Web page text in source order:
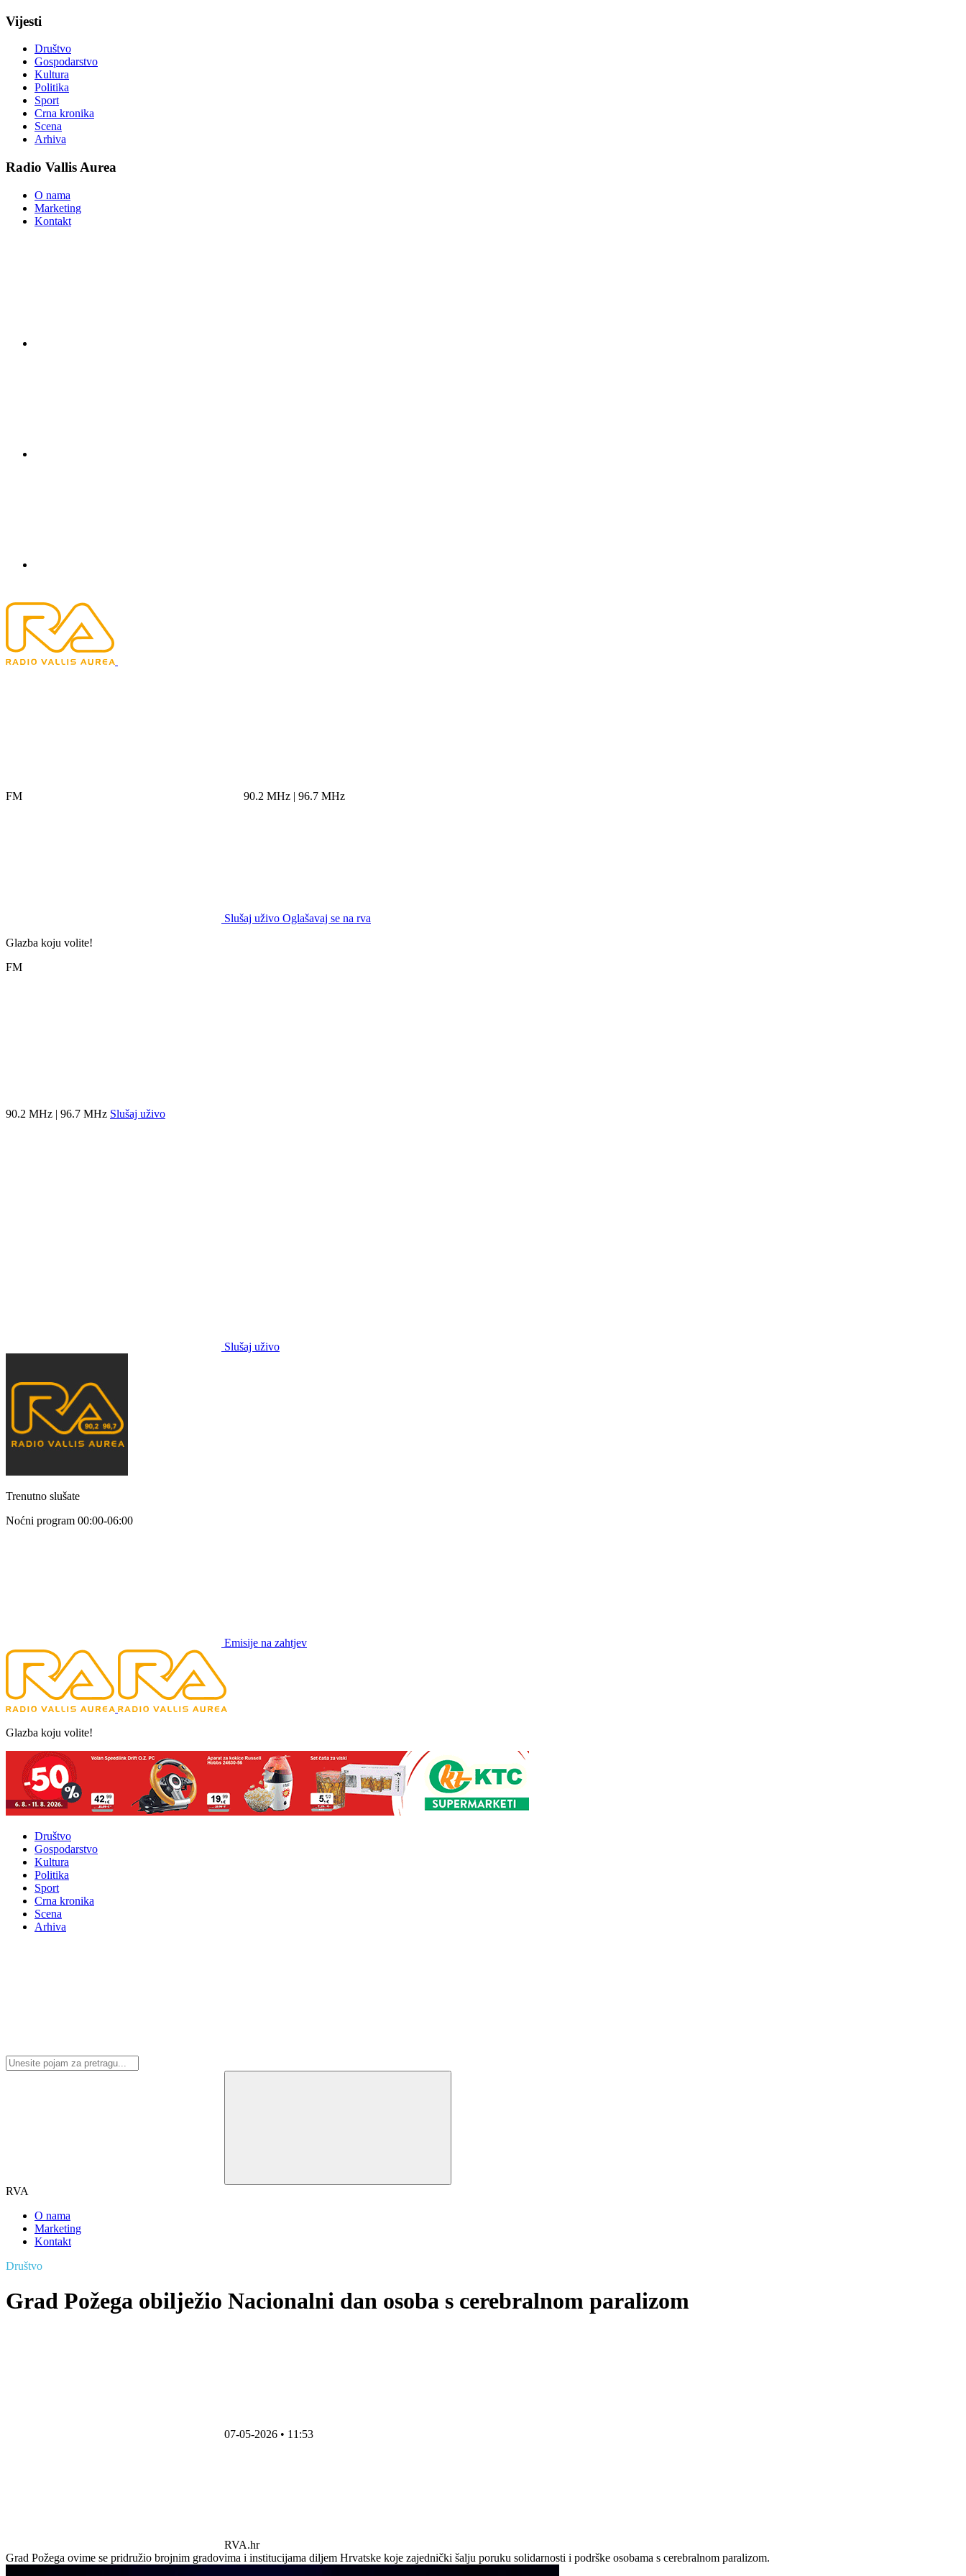
Vijesti
Društvo
Gospodarstvo
Kultura
Politika
Sport
Crna kronika
Scena
Arhiva
Radio Vallis Aurea
O nama
Marketing
Kontakt
FM 90.2 MHz | 96.7 MHz
Slušaj uživo Oglašavaj se na rva
Glazba koju volite!
FM
90.2 MHz | 96.7 MHz Slušaj uživo
Slušaj uživo
Trenutno slušate
Noćni program 00:00-06:00
Emisije na zahtjev
Glazba koju volite!
Društvo
Gospodarstvo
Kultura
Politika
Sport
Crna kronika
Scena
Arhiva
RVA
O nama
Marketing
Kontakt
Društvo
Grad Požega obilježio Nacionalni dan osoba s cerebralnom paralizom
07-05-2026 • 11:53
RVA.hr
Grad Požega ovime se pridružio brojnim gradovima i institucijama diljem Hrvatske koje zajednički šalju poruku solidarnosti i podrške osobama s cerebralnom paralizom.